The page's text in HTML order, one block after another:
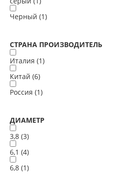
Черный (1)
СТРАНА ПРОИЗВОДИТЕЛЬ
Италия (1)
Китай (6)
Россия (1)
ДИАМЕТР
3,8 (3)
6,1 (4)
6,8 (1)